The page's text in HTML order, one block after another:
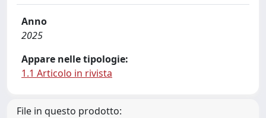
Anno
2025
Appare nelle tipologie:
1.1 Articolo in rivista
File in questo prodotto: